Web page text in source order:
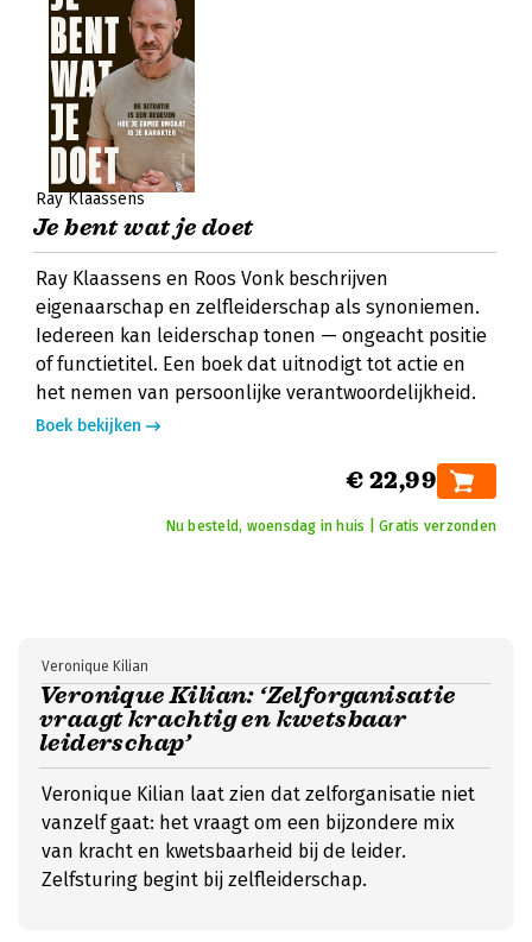
Ray Klaassens
Je bent wat je doet
Ray Klaassens en Roos Vonk beschrijven
eigenaarschap en zelfleiderschap als synoniemen.
Iedereen kan leiderschap tonen — ongeacht positie
of functietitel. Een boek dat uitnodigt tot actie en
het nemen van persoonlijke verantwoordelijkheid.
Boek bekijken
€ 22,99
Nu besteld, woensdag in huis | Gratis verzonden
Veronique Kilian: ‘Zelforganisatie
vraagt krachtig en kwetsbaar
leiderschap’
Veronique Kilian
Veronique Kilian laat zien dat zelforganisatie niet
vanzelf gaat: het vraagt om een bijzondere mix
van kracht en kwetsbaarheid bij de leider.
Zelfsturing begint bij zelfleiderschap.